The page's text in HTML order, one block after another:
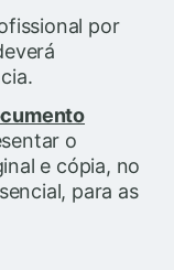
por
o
e cópia, no
para as